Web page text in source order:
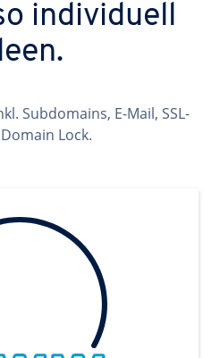
individuell
Subdomains, E-Mail, SSL-
Lock.